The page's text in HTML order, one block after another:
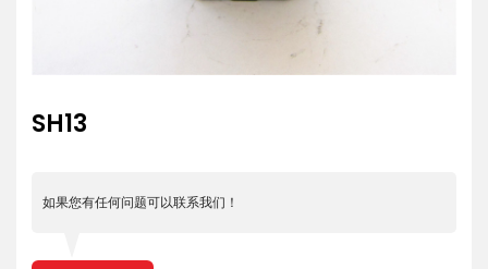
SH13
如果您有任何问题可以联系我们！